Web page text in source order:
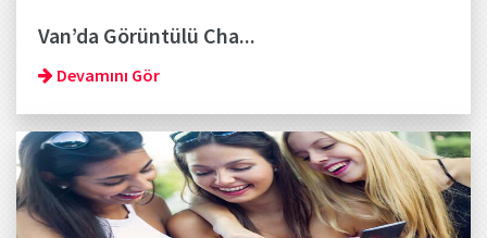
Van’da Görüntülü Cha...
Devamını Gör